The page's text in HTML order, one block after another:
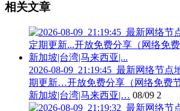
相关文章
2026-08-09_21:19:45_最新网络节
期更新…开放免费分享（网络免费
新加坡|台湾|马来西亚|… 08/09 2